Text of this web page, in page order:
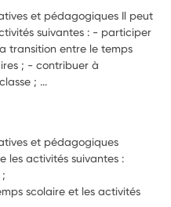
et pédagogiques Il peut
suivantes : - participer
transition entre le temps
; - contribuer à
; ...
et pédagogiques
les activités suivantes :
scolaire et les activités